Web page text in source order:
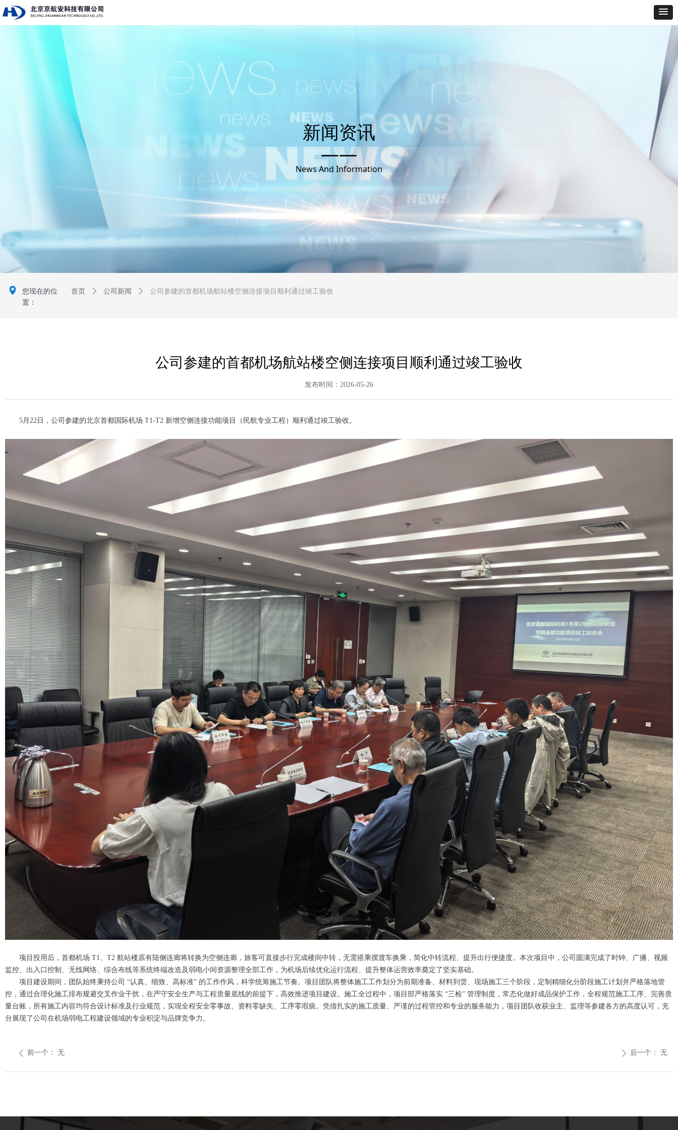
넹
您现在的位
置：
首页 ꄲ 公司新闻 ꄲ 公司参建的首都机场航站楼空侧连接项目顺利通过竣工验收
公司参建的首都机场航站楼空侧连接项目顺利通过竣工验收
5月22日，公司参建的北京首都国际机场 T1-T2 新增空侧连接功能项目（民航专业工程）顺利通过竣工验收。
项目投用后，首都机场 T1、T2 航站楼原有陆侧连廊将转换为空侧连廊，旅客可直接步行完成楼间中转，无需搭乘摆渡车换乘，简化中转流程、提升出行便捷度。本次项目中，公司圆满完成了时钟、广播、视频
监控、出入口控制、无线网络、综合布线等系统终端改造及弱电小间资源整理全部工作，为机场后续优化运行流程、提升整体运营效率奠定了坚实基础。
项目建设期间，团队始终秉持公司 “认真、细致、高标准” 的工作作风，科学统筹施工节奏。项目团队将整体施工工作划分为前期准备、材料到货、现场施工三个阶段，定制精细化分阶段施工计划并严格落地管
控，通过合理化施工排布规避交叉作业干扰，在严守安全生产与工程质量底线的前提下，高效推进项目建设。施工全过程中，项目部严格落实 “三检” 管理制度，常态化做好成品保护工作，全程规范施工工序、完善质
量台账，所有施工内容均符合设计标准及行业规范，实现全程安全零事故、资料零缺失、工序零瑕疵。凭借扎实的施工质量、严谨的过程管控和专业的服务能力，项目团队收获业主、监理等参建各方的高度认可，充
分展现了公司在机场弱电工程建设领域的专业积淀与品牌竞争力。
发布时间： 2026-05-26
ꄴ 前一个： 无 ꄲ 后一个： 无
新闻资讯
——
News And Information